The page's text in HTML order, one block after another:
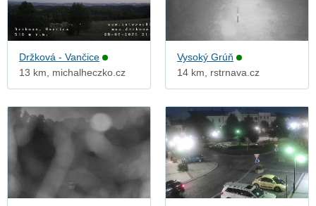
Držková - Vančice
13 km, michalheczko.cz
Vysoký Grúň
14 km, rstrnava.cz